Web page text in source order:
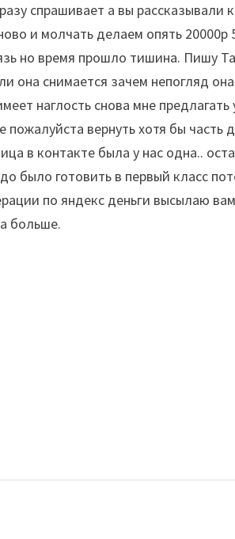
спрашивает а вы
и молчать делаем опять
но время прошло тишина. Пишу
она снимается зачем непогляд
наглость снова мне
вернуть хотя бы часть
в контакте была у нас одна..
было готовить в первый класс
по яндекс деньги высылаю
больше.